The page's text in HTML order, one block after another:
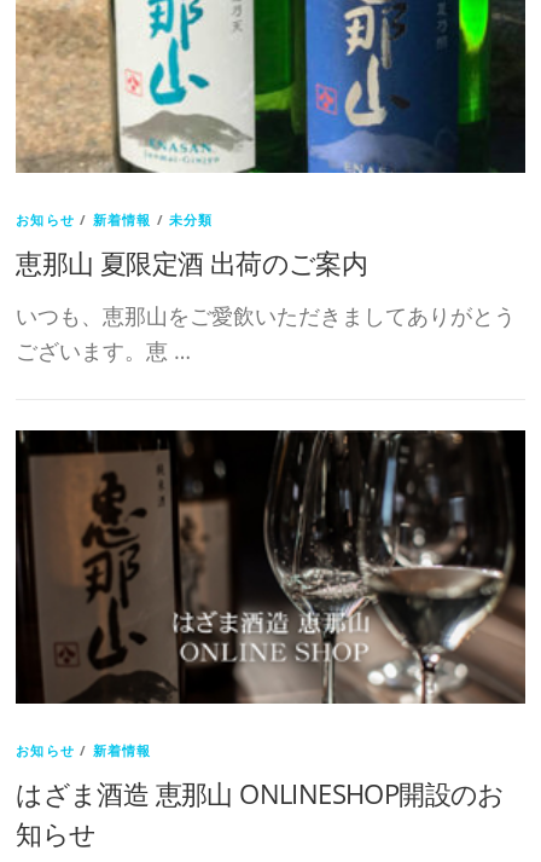
お知らせ / 新着情報 / 未分類
恵那山 夏限定酒 出荷のご案内
いつも、恵那山をご愛飲いただきましてありがとう
ございます。恵 …
お知らせ / 新着情報
はざま酒造 恵那山 ONLINESHOP開設のお
知らせ